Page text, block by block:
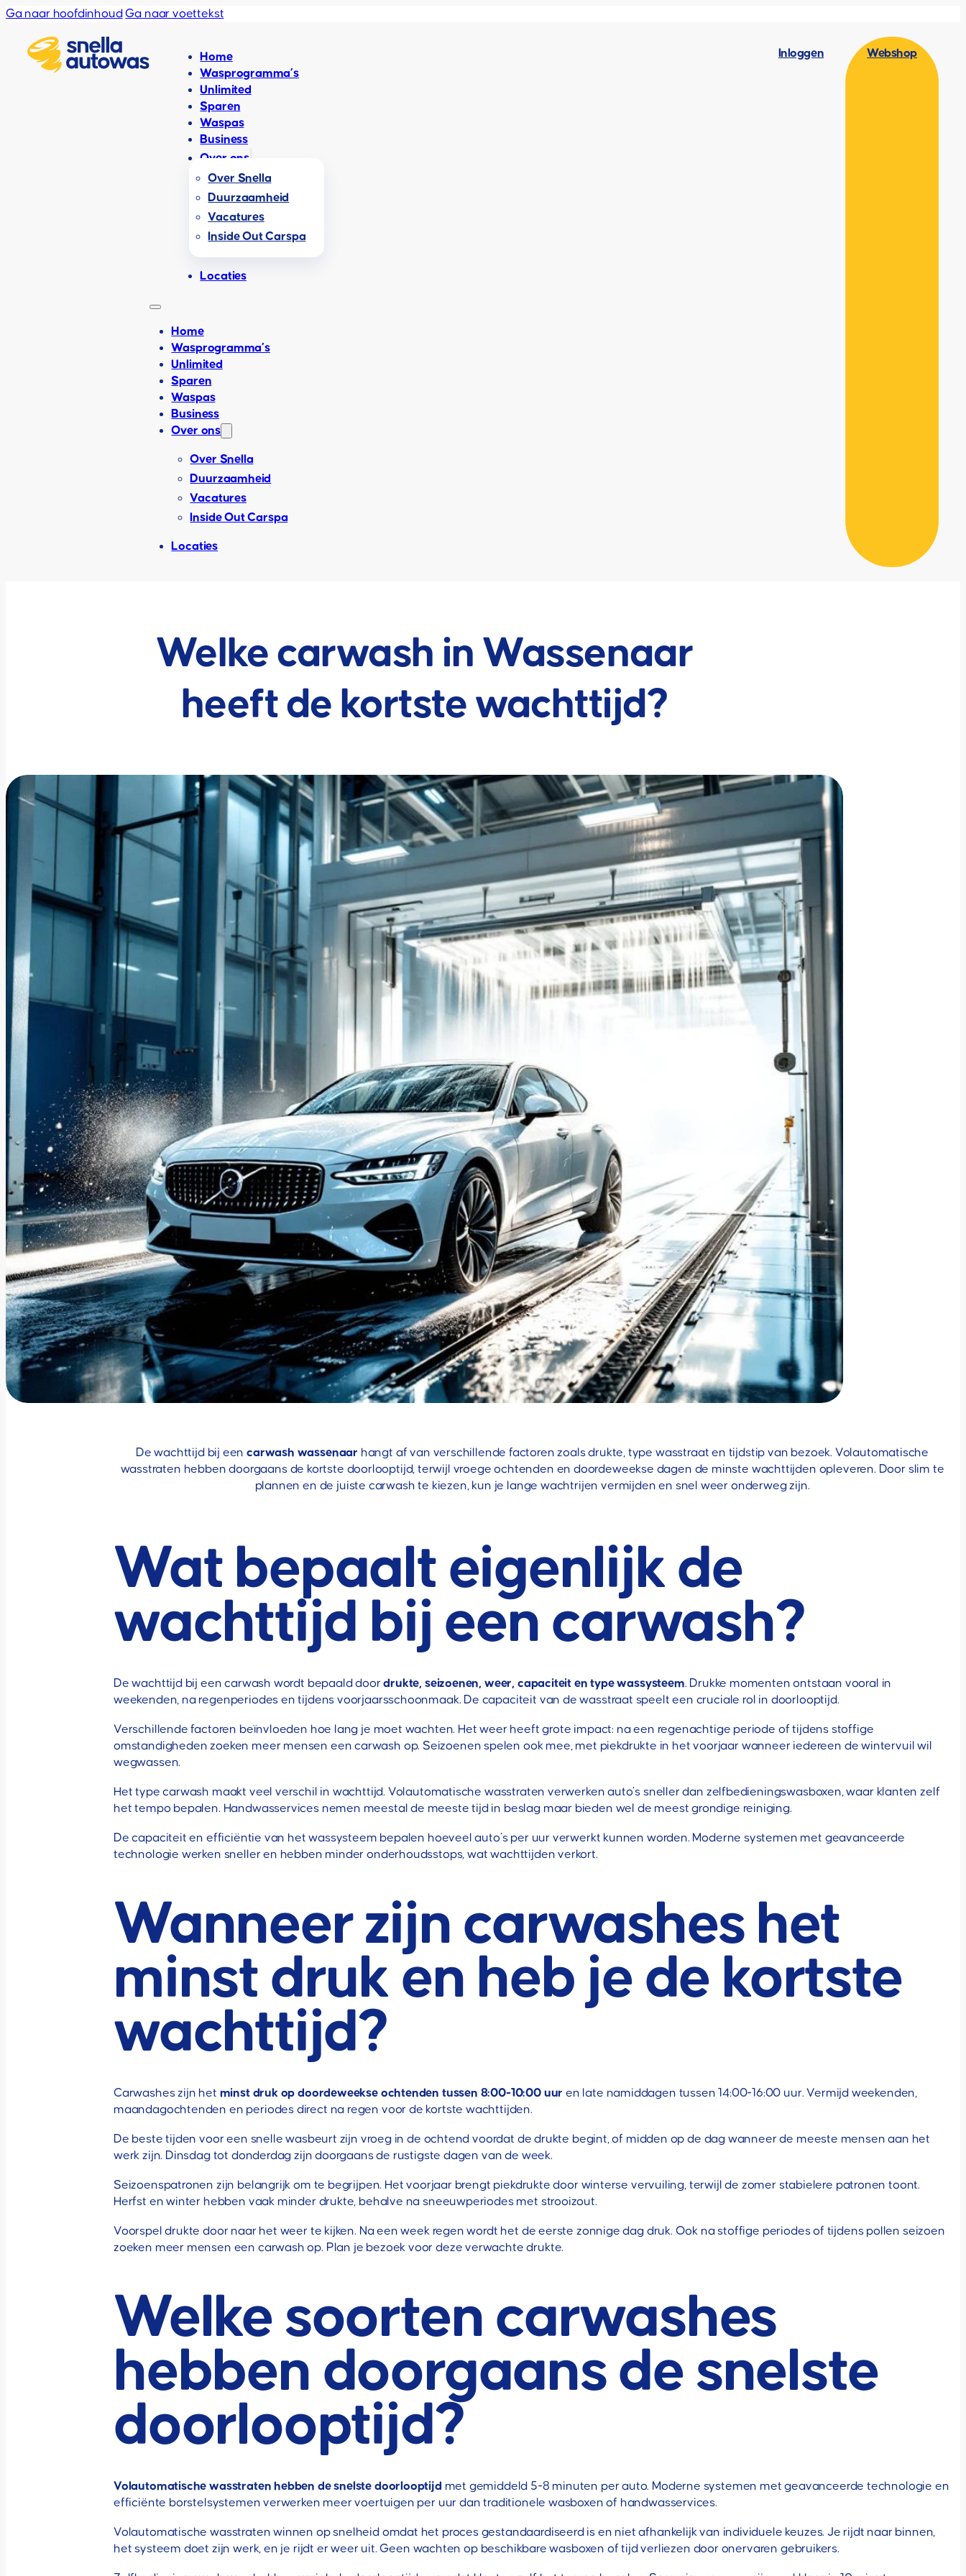
Ga naar hoofdinhoud Ga naar voettekst
Home
Wasprogramma’s
Unlimited
Sparen
Waspas
Business
Over ons
Over Snella
Duurzaamheid
Vacatures
Inside Out Carspa
Locaties
Home
Wasprogramma’s
Unlimited
Sparen
Waspas
Business
Over ons
Over Snella
Duurzaamheid
Vacatures
Inside Out Carspa
Locaties
Inloggen Webshop
Welke carwash in Wassenaar
heeft de kortste wachttijd?
De wachttijd bij eencarwash wassenaar hangt af van verschillende factoren zoals drukte, type wasstraat en tijdstip van bezoek. Volautomatische
wasstraten hebben doorgaans de kortste doorlooptijd, terwijl vroege ochtenden en doordeweekse dagen de minste wachttijden opleveren. Door slim te
plannen en de juiste carwash te kiezen, kun je lange wachtrijen vermijden en snel weer onderweg zijn.
Wat bepaalt eigenlijk de
wachttijd bij een carwash?
De wachttijd bij een carwash wordt bepaald doordrukte, seizoenen, weer, capaciteit en type wassysteem. Drukke momenten ontstaan vooral in
weekenden, na regenperiodes en tijdens voorjaarsschoonmaak. De capaciteit van de wasstraat speelt een cruciale rol in doorlooptijd.
Verschillende factoren beïnvloeden hoe lang je moet wachten. Het weer heeft grote impact: na een regenachtige periode of tijdens stoffige
omstandigheden zoeken meer mensen een carwash op. Seizoenen spelen ook mee, met piekdrukte in het voorjaar wanneer iedereen de wintervuil wil
wegwassen.
Het type carwash maakt veel verschil in wachttijd. Volautomatische wasstraten verwerken auto’s sneller dan zelfbedieningswasboxen, waar klanten zelf
het tempo bepalen. Handwasservices nemen meestal de meeste tijd in beslag maar bieden wel de meest grondige reiniging.
De capaciteit en efficiëntie van het wassysteem bepalen hoeveel auto’s per uur verwerkt kunnen worden. Moderne systemen met geavanceerde
technologie werken sneller en hebben minder onderhoudsstops, wat wachttijden verkort.
Wanneer zijn carwashes het
minst druk en heb je de kortste
wachttijd?
Carwashes zijn het minst druk op doordeweekse ochtenden tussen 8:00-10:00 uur en late namiddagen tussen 14:00-16:00 uur. Vermijd weekenden,
maandagochtenden en periodes direct na regen voor de kortste wachttijden.
De beste tijden voor een snelle wasbeurt zijn vroeg in de ochtend voordat de drukte begint, of midden op de dag wanneer de meeste mensen aan het
werk zijn. Dinsdag tot donderdag zijn doorgaans de rustigste dagen van de week.
Seizoenspatronen zijn belangrijk om te begrijpen. Het voorjaar brengt piekdrukte door winterse vervuiling, terwijl de zomer stabielere patronen toont.
Herfst en winter hebben vaak minder drukte, behalve na sneeuwperiodes met strooizout.
Voorspel drukte door naar het weer te kijken. Na een week regen wordt het de eerste zonnige dag druk. Ook na stoffige periodes of tijdens pollen seizoen
zoeken meer mensen een carwash op. Plan je bezoek voor deze verwachte drukte.
Welke soorten carwashes
hebben doorgaans de snelste
doorlooptijd?
Volautomatische wasstraten hebben de snelste doorlooptijd met gemiddeld 5-8 minuten per auto. Moderne systemen met geavanceerde technologie en
efficiënte borstelsystemen verwerken meer voertuigen per uur dan traditionele wasboxen of handwasservices.
Volautomatische wasstraten winnen op snelheid omdat het proces gestandaardiseerd is en niet afhankelijk van individuele keuzes. Je rijdt naar binnen,
het systeem doet zijn werk, en je rijdt er weer uit. Geen wachten op beschikbare wasboxen of tijd verliezen door onervaren gebruikers.